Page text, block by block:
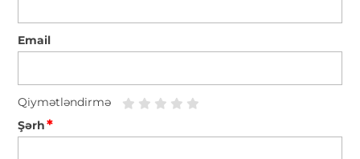
Email
Qiymətləndirmə
Şərh*